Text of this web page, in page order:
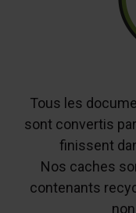
Tous les
sont convertis
finissent
Nos caches
contenants